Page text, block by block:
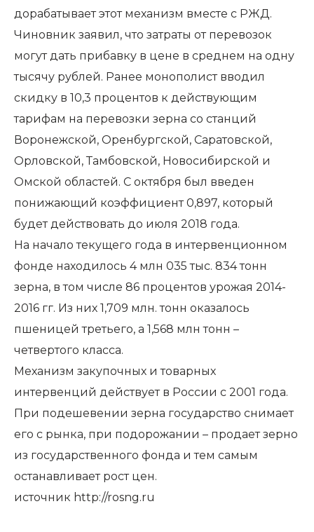
дорабатывает этот механизм вместе с РЖД.
Чиновник заявил, что затраты от перевозок
могут дать прибавку в цене в среднем на одну
тысячу рублей. Ранее монополист вводил
скидку в 10,3 процентов к действующим
тарифам на перевозки зерна со станций
Воронежской, Оренбургской, Саратовской,
Орловской, Тамбовской, Новосибирской и
Омской областей. С октября был введен
понижающий коэффициент 0,897, который
будет действовать до июля 2018 года.
На начало текущего года в интервенционном
фонде находилось 4 млн 035 тыс. 834 тонн
зерна, в том числе 86 процентов урожая 2014-
2016 гг. Из них 1,709 млн. тонн оказалось
пшеницей третьего, а 1,568 млн тонн –
четвертого класса.
Механизм закупочных и товарных
интервенций действует в России с 2001 года.
При подешевении зерна государство снимает
его с рынка, при подорожании – продает зерно
из государственного фонда и тем самым
останавливает рост цен.
источник http://rosng.ru